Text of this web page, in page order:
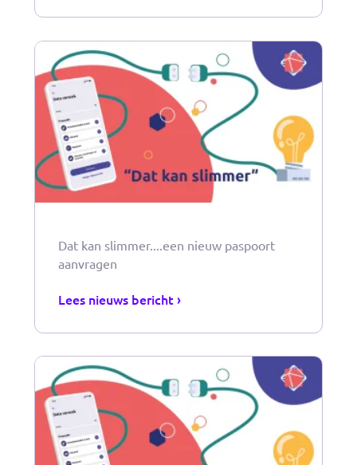
Lees nieuws bericht ›
Dat kan slimmer....een nieuw paspoort
aanvragen
Lees nieuws bericht ›